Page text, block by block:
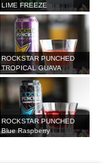
LIME FREEZE
ROCKSTAR PUNCHED
TROPICAL GUAVA
ROCKSTAR PUNCHED
Blue Raspberry